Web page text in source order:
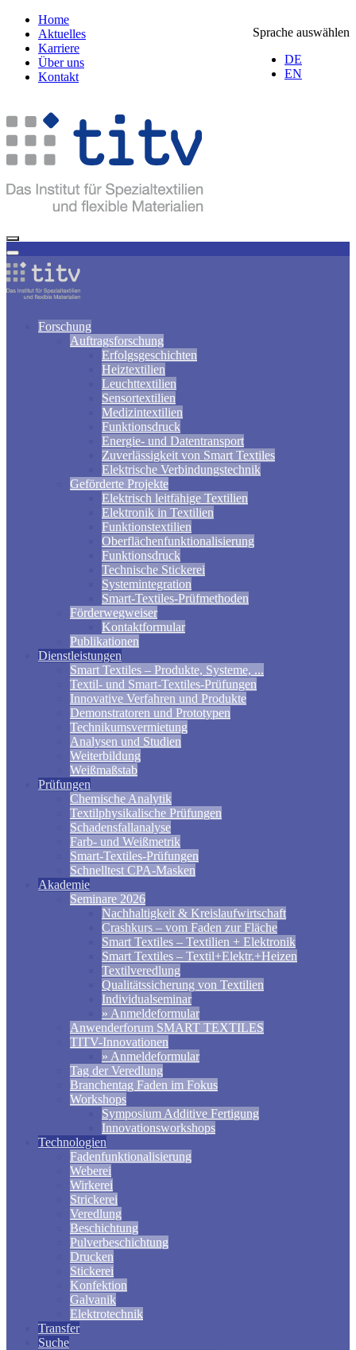
Sprache auswählen
DE
EN
Home
Aktuelles
Karriere
Über uns
Kontakt
Forschung
Auftragsforschung
Erfolgsgeschichten
Heiztextilien
Leuchttextilien
Sensortextilien
Medizintextilien
Funktionsdruck
Energie- und Datentransport
Zuverlässigkeit von Smart Textiles
Elektrische Verbindungstechnik
Geförderte Projekte
Elektrisch leitfähige Textilien
Elektronik in Textilien
Funktionstextilien
Oberflächenfunktionalisierung
Funktionsdruck
Technische Stickerei
Systemintegration
Smart-Textiles-Prüfmethoden
Förderwegweiser
Kontaktformular
Publikationen
Dienstleistungen
Smart Textiles – Produkte, Systeme, ...
Textil- und Smart-Textiles-Prüfungen
Innovative Verfahren und Produkte
Demonstratoren und Prototypen
Technikumsvermietung
Analysen und Studien
Weiterbildung
Weißmaßstab
Prüfungen
Chemische Analytik
Textilphysikalische Prüfungen
Schadensfallanalyse
Farb- und Weißmetrik
Smart-Textiles-Prüfungen
Schnelltest CPA-Masken
Akademie
Seminare 2026
Nachhaltigkeit & Kreislaufwirtschaft
Crashkurs – vom Faden zur Fläche
Smart Textiles – Textilien + Elektronik
Smart Textiles – Textil+Elektr.+Heizen
Textilveredlung
Qualitätssicherung von Textilien
Individualseminar
» Anmeldeformular
Anwenderforum SMART TEXTILES
TITV-Innovationen
» Anmeldeformular
Tag der Veredlung
Branchentag Faden im Fokus
Workshops
Symposium Additive Fertigung
Innovationsworkshops
Technologien
Fadenfunktionalisierung
Weberei
Wirkerei
Strickerei
Veredlung
Beschichtung
Pulverbeschichtung
Drucken
Stickerei
Konfektion
Galvanik
Elektrotechnik
Transfer
Suche